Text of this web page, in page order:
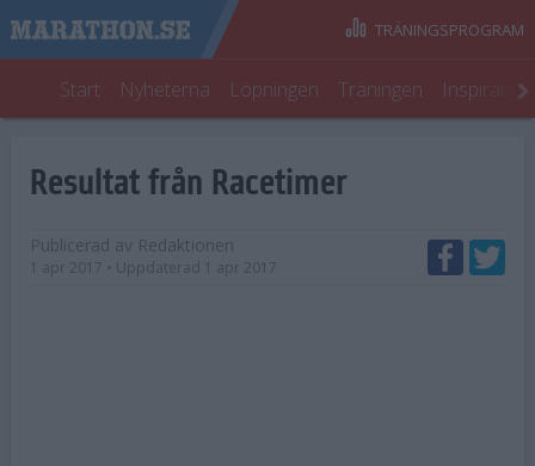
Start Nyheterna Löpningen Träningen
TRÄNINGSPROGRAM
Resultat från Racetimer
Publicerad av Redaktionen
1 apr 2017 • Uppdaterad 1 apr 2017